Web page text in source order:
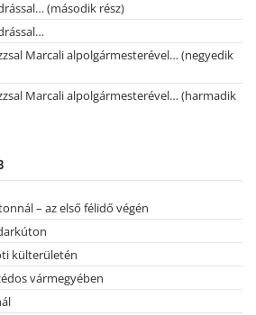
(második rész)
Marcali alpolgármesterével… (negyedik
Marcali alpolgármesterével… (harmadik
– az első félidő végén
külterületén
vármegyében